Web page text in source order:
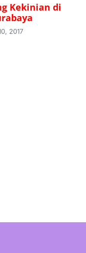
Kekinian di
2017